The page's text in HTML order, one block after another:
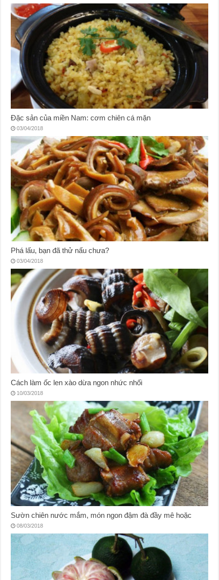
Đặc sản của miền Nam: cơm chiên cá mặn
03/04/2018
Phá lấu, bạn đã thử nấu chưa?
03/04/2018
Cách làm ốc len xào dừa ngon nhức nhối
10/03/2018
Sườn chiên nước mắm, món ngon đậm đà đầy mê hoặc
08/03/2018